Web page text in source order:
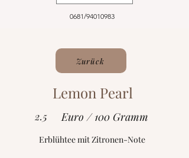
0681/94010983
Zurück
Lemon Pearl
2.5 Euro / 100 Gramm
Erblühtee mit Zitronen-Note